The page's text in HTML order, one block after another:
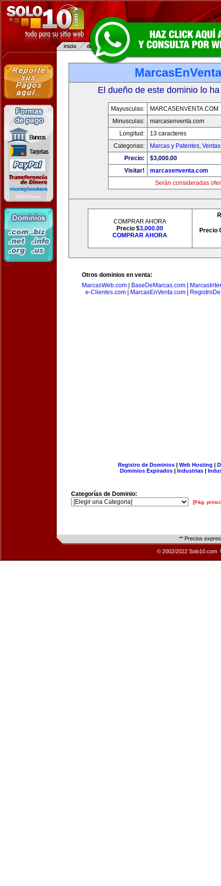
El dueño de este dominio lo
Mayusculas:
MARCASENVENTA.COM
Minusculas:
marcasenventa.com
Longitud:
13 caracteres
Categorias:
Marcas y Patentes,
Precio:
$3,000.00
Visitar!
marcasenventa.com
Serán consideradas
COMPRAR AHORA
Precio $3,000.00
COMPRAR AHORA
Precio
Otros dominios en venta:
MarcasWeb.com
BaseDeMarcas.com
e-Clientes.com| MarcasEnVenta.com|
Registro de Dominios| Web Hosting |
Dominios Expirados | Industrias |
Categorías de Dominio:
[Pág.
** Precios
© 2002/2022 Solo10.com